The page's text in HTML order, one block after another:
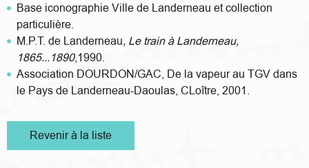
Base iconographie Ville de Landerneau et collection
particulière.
M.P.T. de Landerneau, Le train à Landerneau,
1865...1890,1990.
Association DOURDON/GAC, De la vapeur au TGV dans
le Pays de Landerneau-Daoulas, CLoître, 2001.
Revenir à la liste